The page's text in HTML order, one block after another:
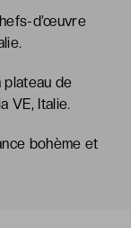
d’œuvre
de
VE, Italie.
bohème et